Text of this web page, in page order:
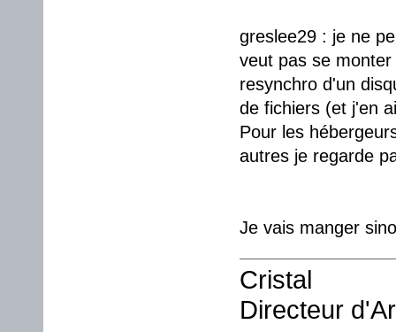
greslee29 : je ne
veut pas se
resynchro d'un
de fichiers (et j'en
Pour les
autres je regarde
Je vais manger
Cristal
Directeur